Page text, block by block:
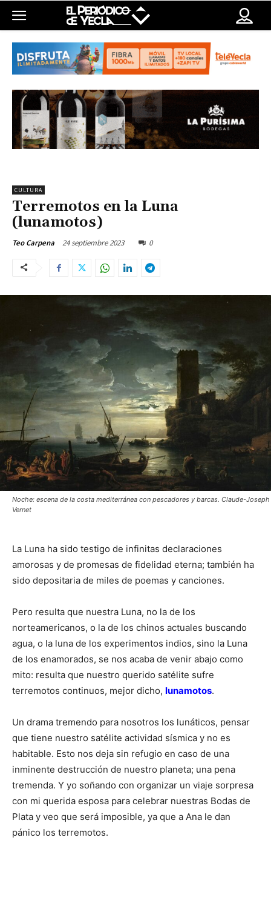
CULTURA
Terremotos en la Luna
(lunamotos)
Teo Carpena 24 septiembre 2023 0
Noche: escena de la costa mediterránea con pescadores y barcas. Claude-Joseph
Vernet
La Luna ha sido testigo de infinitas declaraciones
amorosas y de promesas de fidelidad eterna; también ha
sido depositaria de miles de poemas y canciones.
Pero resulta que nuestra Luna, no la de los
norteamericanos, o la de los chinos actuales buscando
agua, o la luna de los experimentos indios, sino la Luna
de los enamorados, se nos acaba de venir abajo como
mito: resulta que nuestro querido satélite sufre
terremotos continuos, mejor dicho, lunamotos.
Un drama tremendo para nosotros los lunáticos, pensar
que tiene nuestro satélite actividad sísmica y no es
habitable. Esto nos deja sin refugio en caso de una
inminente destrucción de nuestro planeta; una pena
tremenda. Y yo soñando con organizar un viaje sorpresa
con mi querida esposa para celebrar nuestras Bodas de
Plata y veo que será imposible, ya que a Ana le dan
pánico los terremotos.